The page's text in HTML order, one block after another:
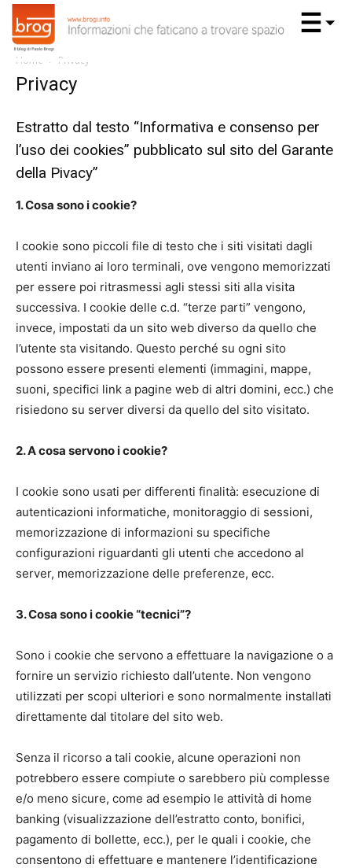
Home Privacy
Privacy
Estratto dal testo “Informativa e consenso per
l’uso dei cookies” pubblicato sul sito del Garante
della Pivacy”
1. Cosa sono i cookie?
I cookie sono piccoli file di testo che i siti visitati dagli
utenti inviano ai loro terminali, ove vengono memorizzati
per essere poi ritrasmessi agli stessi siti alla visita
successiva. I cookie delle c.d. “terze parti” vengono,
invece, impostati da un sito web diverso da quello che
l’utente sta visitando. Questo perché su ogni sito
possono essere presenti elementi (immagini, mappe,
suoni, specifici link a pagine web di altri domini, ecc.) che
risiedono su server diversi da quello del sito visitato.
2. A cosa servono i cookie?
I cookie sono usati per differenti finalità: esecuzione di
autenticazioni informatiche, monitoraggio di sessioni,
memorizzazione di informazioni su specifiche
configurazioni riguardanti gli utenti che accedono al
server, memorizzazione delle preferenze, ecc.
3. Cosa sono i cookie “tecnici”?
Sono i cookie che servono a effettuare la navigazione o a
fornire un servizio richiesto dall’utente. Non vengono
utilizzati per scopi ulteriori e sono normalmente installati
direttamente dal titolare del sito web.
Senza il ricorso a tali cookie, alcune operazioni non
potrebbero essere compiute o sarebbero più complesse
e/o meno sicure, come ad esempio le attività di home
banking (visualizzazione dell’estratto conto, bonifici,
pagamento di bollette, ecc.), per le quali i cookie, che
consentono di effettuare e mantenere l’identificazione